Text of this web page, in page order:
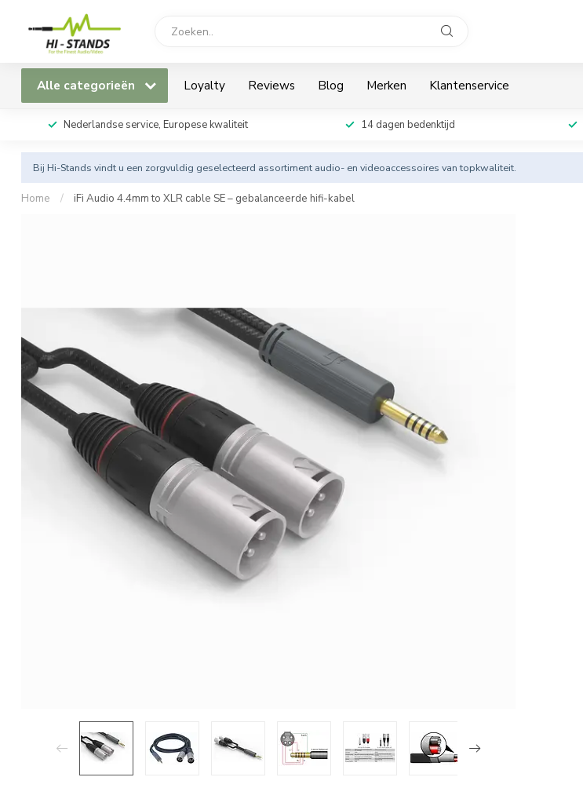
Alle categorieën Loyalty Reviews Blog Merken Klantenservice
Nederlandse service, Europese kwaliteit 14 dagen bedenktijd
Bij Hi-Stands vindt u een zorgvuldig geselecteerd assortiment audio- en videoaccessoires van topkwaliteit.
Home / iFi Audio 4.4mm to XLR cable SE – gebalanceerde hifi-kabel